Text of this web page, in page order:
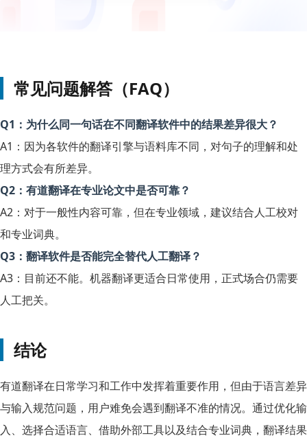
常见问题解答（FAQ）
Q1：为什么同一句话在不同翻译软件中的结果差异很大？
A1：因为各软件的翻译引擎与语料库不同，对句子的理解和处
理方式会有所差异。
Q2：有道翻译在专业论文中是否可靠？
A2：对于一般性内容可靠，但在专业领域，建议结合人工校对
和专业词典。
Q3：翻译软件是否能完全替代人工翻译？
A3：目前还不能。机器翻译更适合日常使用，正式场合仍需要
人工把关。
结论
有道翻译在日常学习和工作中发挥着重要作用，但由于语言差异
与输入规范问题，用户难免会遇到翻译不准的情况。通过优化输
入、选择合适语言、借助外部工具以及结合专业词典，翻译结果